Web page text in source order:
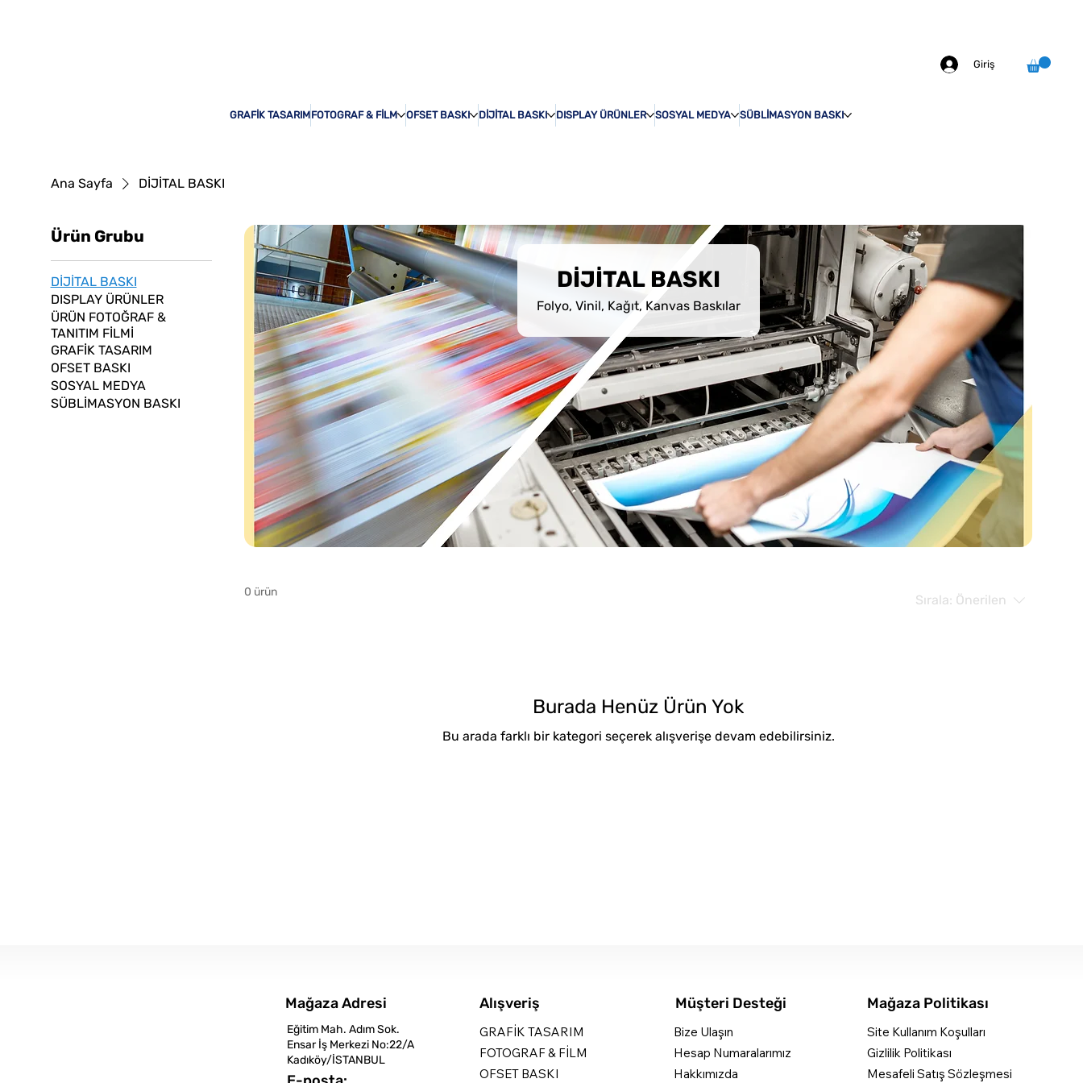
Giriş
GRAFİK TASARIMFOTOGRAF & FİLM OFSET BASKI DİJİTAL BASKI DISPLAY ÜRÜNLER SOSYAL MEDYA SÜBLİMASYON BASKI
Ana Sayfa DİJİTAL BASKI
Ürün Grubu
DİJİTAL BASKI
DISPLAY ÜRÜNLER
ÜRÜN FOTOĞRAF &
TANITIM FİLMİ
GRAFİK TASARIM
OFSET BASKI
SOSYAL MEDYA
SÜBLİMASYON BASKI
DİJİTAL BASKI
Folyo, Vinil, Kağıt, Kanvas Baskılar
0 ürün
Sırala: Önerilen
Burada Henüz Ürün Yok
Bu arada farklı bir kategori seçerek alışverişe devam edebilirsiniz.
Mağaza Politikası
Site Kullanım Koşulları
Gizlilik Politikası
Mesafeli Satış Sözleşmesi
Bize Ulaşın
Hesap Numaralarımız
Hakkımızda
Müşteri Desteği
Alışveriş
GRAFİK TASARIM
FOTOGRAF & FİLM
OFSET BASKI
Mağaza Adresi
Eğitim Mah. Adım Sok.
Ensar İş Merkezi No:22/A
Kadıköy/İSTANBUL